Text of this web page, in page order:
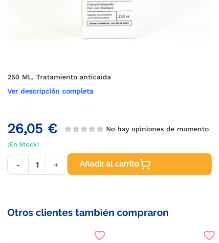
250 ML. Tratamiento anticaída
Ver descripción completa
26,05 € No hay opiniones de momento
¡En Stock!
- + Añadir al carrito
Otros clientes también compraron